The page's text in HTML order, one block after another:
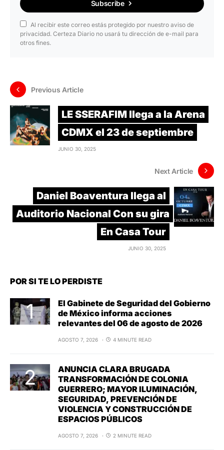
Subscribe
Al recibir este correo estás protegido por nuestro aviso de
privacidad. Certeza Diario no usará tu dirección de e-mail para
otros fines.
Previous Article
LE SSERAFIM llega a la Arena
CDMX el 23 de septiembre
JUNIO 30, 2025
Next Article
Daniel Boaventura llega al
Auditorio Nacional Con su gira
En Casa Tour
JUNIO 30, 2025
POR SI TE LO PERDISTE
El Gabinete de Seguridad del Gobierno
de México informa acciones
relevantes del 06 de agosto de 2026
AGOSTO 7, 2026 4 MINUTE READ
ANUNCIA CLARA BRUGADA
TRANSFORMACIÓN DE COLONIA
GUERRERO; MAYOR ILUMINACIÓN,
SEGURIDAD, PREVENCIÓN DE
VIOLENCIA Y CONSTRUCCIÓN DE
ESPACIOS PÚBLICOS
AGOSTO 7, 2026 2 MINUTE READ